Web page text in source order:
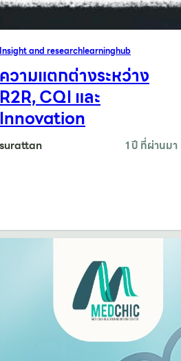
Insight and researchlearninghub
ความแตกต่างระหว่าง
R2R, CQI และ
Innovation
surattan 1 ปี ที่ผ่านมา